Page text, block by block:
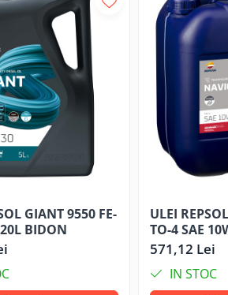
GIANT 9550 FE-
BIDON
ULEI
TO-4 SAE
571,12 Lei
IN STOC